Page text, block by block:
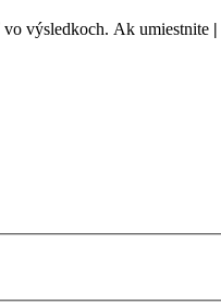
výsledkoch. Ak umiestnite |